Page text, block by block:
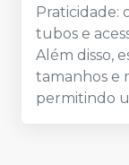
Praticidade:
tubos e
Além disso,
tamanhos e
permitindo